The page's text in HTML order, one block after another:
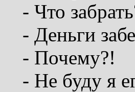
- Что
- Деньги
- Почему?!
- Не буду я